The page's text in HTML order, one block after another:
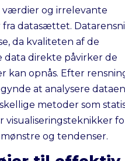
værdier og irrelevante
fra datasættet.
da kvaliteten af de
data direkte påvirker de
kan opnås. Efter
at analysere
metoder som
visualiseringsteknikker
og tendenser.